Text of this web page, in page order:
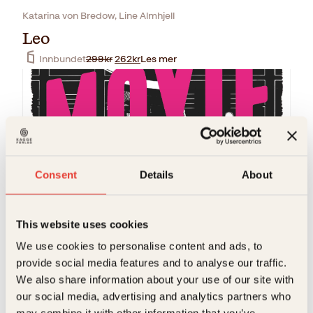
Consent Details About
This website uses cookies
We use cookies to personalise content and ads, to
provide social media features and to analyse our traffic.
We also share information about your use of our site with
our social media, advertising and analytics partners who
Katarina von Bredow, Line Almhjell
Leo
Innbundet299krO
p
i
v
a
:
2
9
262krN
å
p
e
:
2
2
k
r
Les mer
Pocket 199krLes mer